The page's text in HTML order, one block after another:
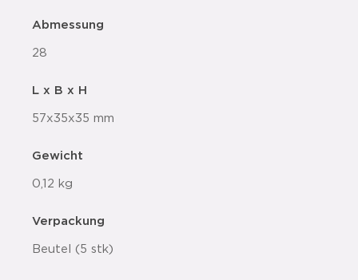
Abmessung
28
L x B x H
57x35x35 mm
Gewicht
0,12 kg
Verpackung
Beutel (5 stk)